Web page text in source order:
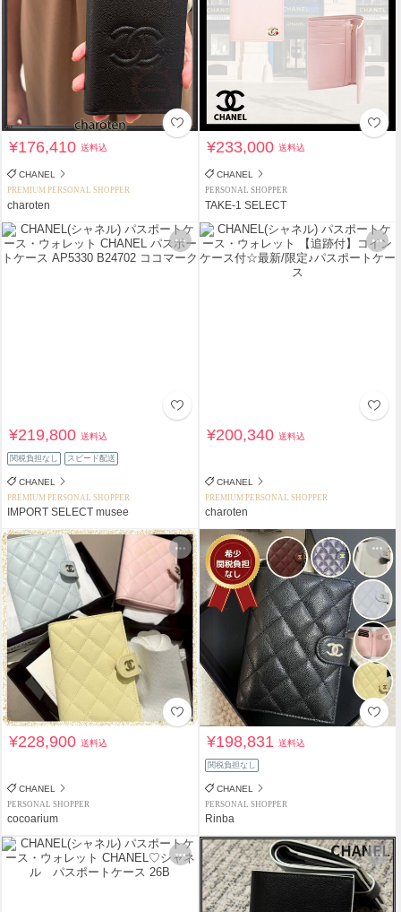
¥176,410送料込
CHANEL
PREMIUM PERSONAL SHOPPER
charoten
¥233,000送料込
CHANEL
PERSONAL SHOPPER
TAKE-1 SELECT
¥219,800送料込
関税負担なし スピード配送
CHANEL
PREMIUM PERSONAL SHOPPER
IMPORT SELECT musee
¥200,340送料込
CHANEL
PREMIUM PERSONAL SHOPPER
charoten
¥228,900送料込
CHANEL
PERSONAL SHOPPER
cocoarium
¥198,831送料込
関税負担なし
CHANEL
PERSONAL SHOPPER
Rinba